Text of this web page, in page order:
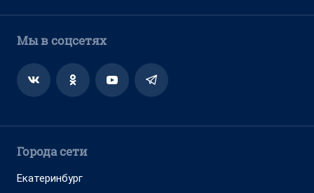
Мы в соцсетях
Города сети
Екатеринбург